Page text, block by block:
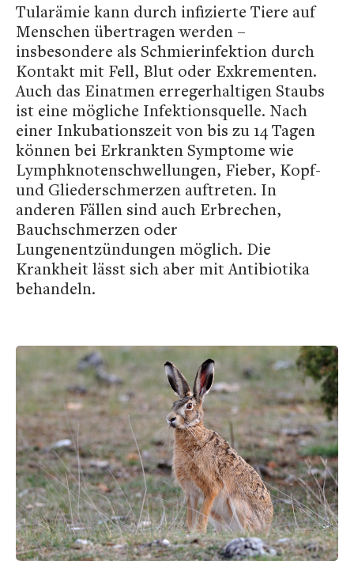
Tularämie kann durch infizierte Tiere auf
Menschen übertragen werden –
insbesondere als Schmierinfektion durch
Kontakt mit Fell, Blut oder Exkrementen.
Auch das Einatmen erregerhaltigen Staubs
ist eine mögliche Infektionsquelle. Nach
einer Inkubationszeit von bis zu 14 Tagen
können bei Erkrankten Symptome wie
Lymphknotenschwellungen, Fieber, Kopf-
und Gliederschmerzen auftreten. In
anderen Fällen sind auch Erbrechen,
Bauchschmerzen oder
Lungenentzündungen möglich. Die
Krankheit lässt sich aber mit Antibiotika
behandeln.